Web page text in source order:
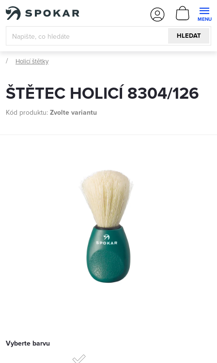
Přejít
obsah
HLEDAT
KOŠÍK
Holicí štětky
ŠTĚTEC HOLICÍ 8304/126
Kód produktu: Zvolte variantu
Vyberte barvu